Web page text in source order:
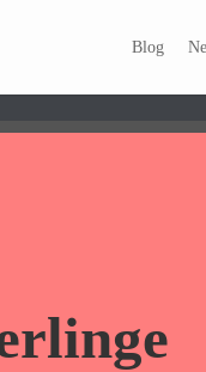
Blog
Unsicherheit